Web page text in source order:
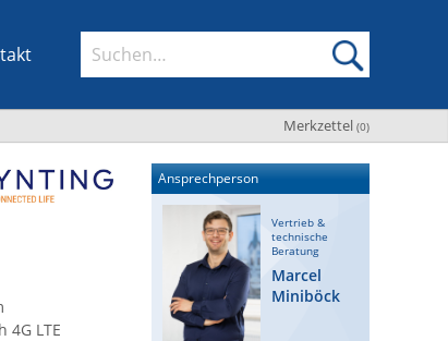
Merkzettel (0)
4G LTE
Ansprechperson
Vertrieb &
technische
Beratung
Marcel
Miniböck